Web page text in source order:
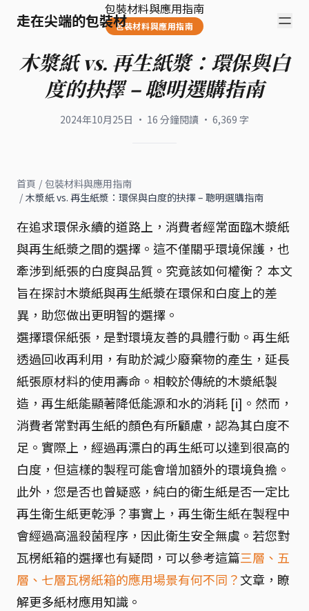
走在尖端的包裝材
包裝材料與應用指南
包裝材料與應用指南
木漿紙 vs. 再生紙漿：環保與白
度的抉擇 – 聰明選購指南
2024年10月25日 · 16 分鐘閱讀 · 6,369 字
首頁 / 包裝材料與應用指南
/ 木漿紙 vs. 再生紙漿：環保與白度的抉擇 – 聰明選購指南
在追求環保永續的道路上，消費者經常面臨木漿紙
與再生紙漿之間的選擇。這不僅關乎環境保護，也
牽涉到紙張的白度與品質。究竟該如何權衡？ 本文
旨在探討木漿紙與再生紙漿在環保和白度上的差
異，助您做出更明智的選擇。
選擇環保紙張，是對環境友善的具體行動。再生紙
透過回收再利用，有助於減少廢棄物的產生，延長
紙張原材料的使用壽命。相較於傳統的木漿紙製
造，再生紙能顯著降低能源和水的消耗 [i]。然而，
消費者常對再生紙的顏色有所顧慮，認為其白度不
足。實際上，經過再漂白的再生紙可以達到很高的
白度，但這樣的製程可能會增加額外的環境負擔。
此外，您是否也曾疑惑，純白的衛生紙是否一定比
再生衛生紙更乾淨？事實上，再生衛生紙在製程中
會經過高溫殺菌程序，因此衛生安全無虞。若您對
瓦楞紙箱的選擇也有疑問，可以參考這篇三層、五
層、七層瓦楞紙箱的應用場景有何不同？文章，瞭
解更多紙材應用知識。